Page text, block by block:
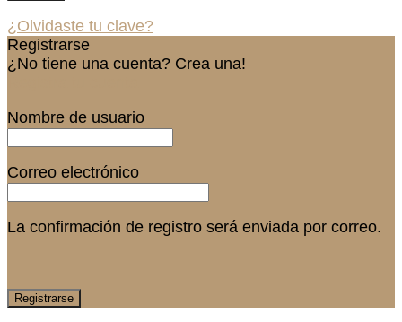
¿Olvidaste tu clave?
Registrarse
¿No tiene una cuenta? Crea una!
Nombre de usuario
Correo electrónico
La confirmación de registro será enviada por correo.